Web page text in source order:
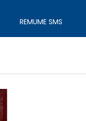
REMUME SMS